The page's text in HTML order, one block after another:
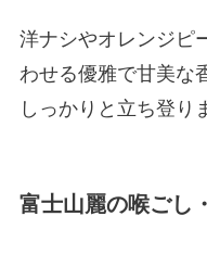
洋ナシやオレンジピ
わせる優雅で甘美な
しっかりと立ち登り
富士山麗の喉ごし